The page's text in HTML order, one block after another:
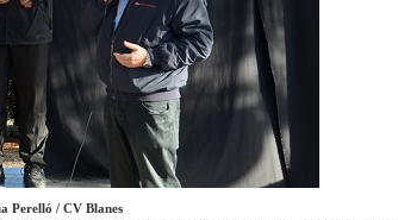
Perelló / CV Blanes